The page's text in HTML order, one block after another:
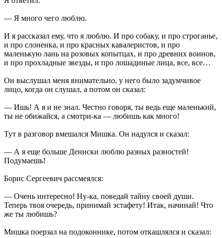
— Я много чего люблю.
И я рассказал ему, что я люблю. И про собаку, и про строганье,
и про слоненка, и про красных кавалеристов, и про
маленькую лань на розовых копытцах, и про древних воинов,
и про прохладные звезды, и про лошадиные лица, все, все…
Он выслушал меня внимательно, у него было задумчивое
лицо, когда он слушал, а потом он сказал:
— Ишь! А я и не знал. Честно говоря, ты ведь еще маленький,
ты не обижайся, а смотри-ка — любишь как много!
Тут в разговор вмешался Мишка. Он надулся и сказал:
— А я еще больше Дениски люблю разных разностей!
Подумаешь!
Борис Сергеевич рассмеялся:
— Очень интересно! Ну-ка, поведай тайну своей души.
Теперь твоя очередь, принимай эстафету! Итак, начинай! Что
же ты любишь?
Мишка поерзал на подоконнике, потом откашлялся и сказал: